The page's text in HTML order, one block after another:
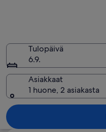
TeideTulopäivä
6.9.
Asiakkaat
1 huone, 2 asiakasta